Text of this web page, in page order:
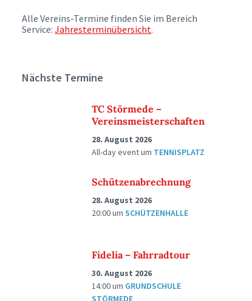
Alle Vereins-Termine finden Sie im Bereich
Service:Jahresterminübersicht.
Nächste Termine
TC Störmede –
Vereinsmeisterschaften
28. August 2026
All-day eventum TENNISPLATZ
Schützenabrechnung
28. August 2026
20:00umSCHÜTZENHALLE
Fidelia – Fahrradtour
30. August 2026
14:00um GRUNDSCHULE
STÖRMEDE